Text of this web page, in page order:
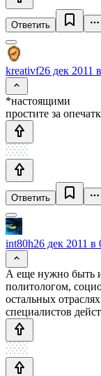
Ответить
kreativf26 дек 2011
*настоящими
простите за
Ответить
int80h26 дек 2011 в
А еще нужно быть
политологом,
остальных
специалистов